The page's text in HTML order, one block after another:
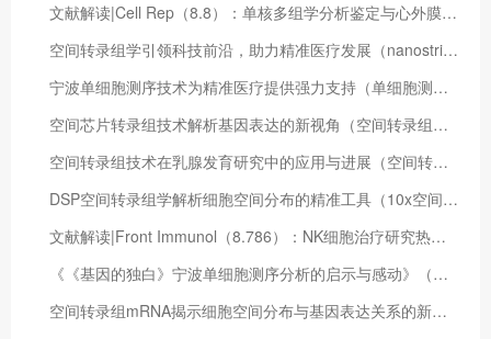
文献解读|Cell Rep（8.8）：单核多组学分析鉴定与心外膜冠状动脉相关的人心脏淋巴内皮细胞
空间转录组学引领科技前沿，助力精准医疗发展（nanostring空间转录组）
宁波单细胞测序技术为精准医疗提供强力支持（单细胞测序多少钱一个）
空间芯片转录组技术解析基因表达的新视角（空间转录组技术）
空间转录组技术在乳腺发育研究中的应用与进展（空间转录技术）
DSP空间转录组学解析细胞空间分布的精准工具（10x空间转录组的弊端）
文献解读|Front Immunol（8.786）：NK细胞治疗研究热点：脐带血和诱导多能干细胞来源的NK细胞的差异研究进展
《《基因的独白》宁波单细胞测序分析的启示与感动》（单细胞测序技术服务）
空间转录组mRNA揭示细胞空间分布与基因表达关系的新工具（空间转录组价格）